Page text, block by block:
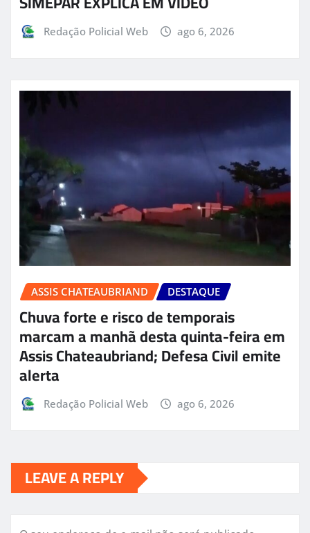
Redação Policial Web ago 6, 2026
ASSIS CHATEAUBRIAND DESTAQUE
Chuva forte e risco de temporais
marcam a manhã desta quinta-feira em
Assis Chateaubriand; Defesa Civil emite
alerta
Redação Policial Web ago 6, 2026
LEAVE A REPLY